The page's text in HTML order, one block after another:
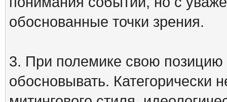
обоснованные точки зрения.
3. При полемике свою
обосновывать. Категорически